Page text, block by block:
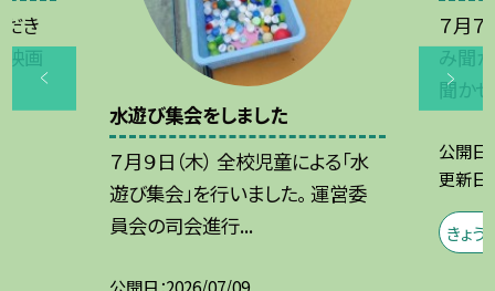
き
映画
水遊び集会をしました
７月９日（木） 全校児童による「水
遊び集会」を行いました。 運営委
員会の司会進行...
７月７
み聞
聞か
公開日
更新日
きょ